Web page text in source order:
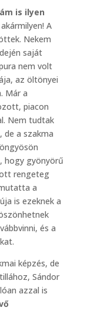
is ilyen
A
Nekem
saját
nem volt
az öltönyei
Már a
piacon
Nem tudtak
de a szakma
hogy gyönyörű
rengeteg
a
is ezeknek a
és a
képzés, de
Sándor
azzal is